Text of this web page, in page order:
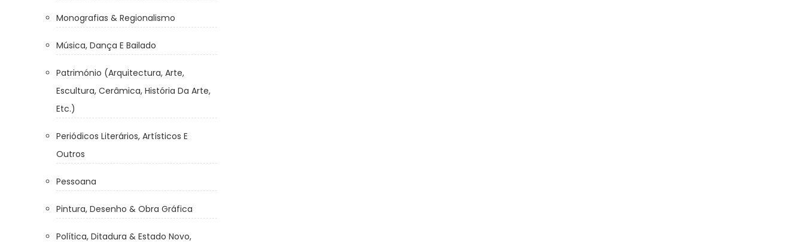
Monografias & Regionalismo
Música, Dança E Bailado
Património (Arquitectura, Arte,
Escultura, Cerâmica, História Da Arte,
Etc.)
Periódicos Literários, Artísticos E
Outros
Pessoana
Pintura, Desenho & Obra Gráfica
Política, Ditadura & Estado Novo,